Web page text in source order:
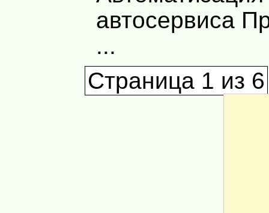
автосервиса
...
Страница 1 из 6